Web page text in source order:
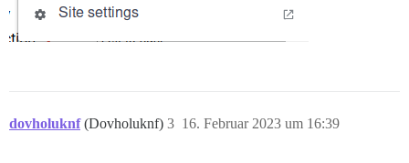
dovholuknf (Dovholuknf) 16. Februar 2023 um 16:39
3